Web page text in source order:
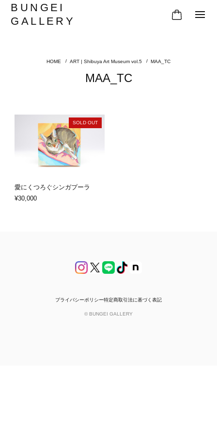
BUNGEI
GALLERY
ART | Shibuya Art Museum vol.5 MAA_TC
MAA_TC
SOLD OUT
愛にくつろぐシンガプーラ
¥30,000
プライバシーポリシー特定商取引法に基づく表記
© BUNGEI GALLERY